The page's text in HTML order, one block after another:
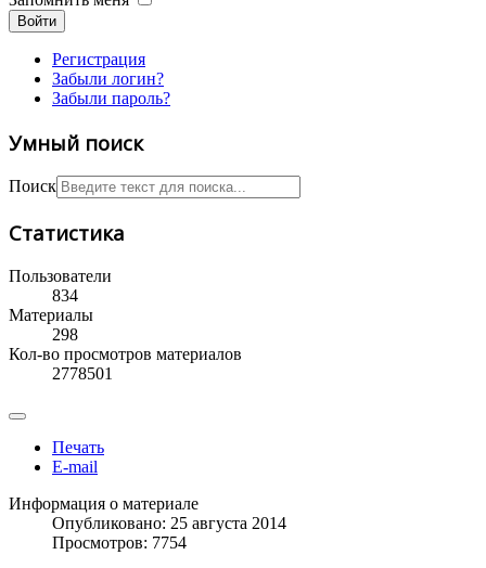
Войти
Регистрация
Забыли логин?
Забыли пароль?
Умный поиск
Поиск
Статистика
Пользователи
834
Материалы
298
Кол-во просмотров материалов
2778501
Печать
E-mail
Информация о материале
Опубликовано: 25 августа 2014
Просмотров: 7754